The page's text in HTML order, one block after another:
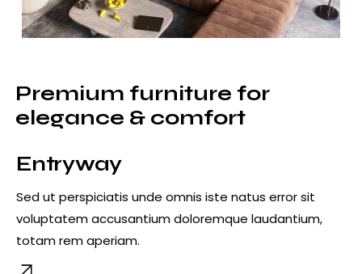
Premium furniture for
elegance & comfort
Entryway
Sed ut perspiciatis unde omnis iste natus error sit
voluptatem accusantium doloremque laudantium,
totam rem aperiam.